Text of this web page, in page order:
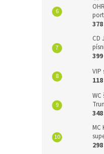
CD
VIP
MC